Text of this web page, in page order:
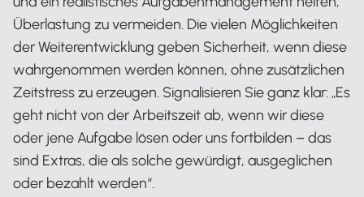
Überlastung zu vermeiden. Die vielen Möglichkeiten
der Weiterentwicklung geben Sicherheit, wenn diese
wahrgenommen werden können, ohne zusätzlichen
Zeitstress zu erzeugen. Signalisieren Sie ganz klar: „Es
geht nicht von der Arbeitszeit ab, wenn wir diese
oder jene Aufgabe lösen oder uns fortbilden – das
sind Extras, die als solche gewürdigt, ausgeglichen
oder bezahlt werden“.